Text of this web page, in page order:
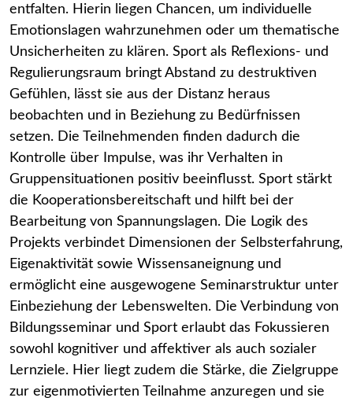
entfalten. Hierin liegen Chancen, um individuelle
Emotionslagen wahrzunehmen oder um thematische
Unsicherheiten zu klären. Sport als Reflexions- und
Regulierungsraum bringt Abstand zu destruktiven
Gefühlen, lässt sie aus der Distanz heraus
beobachten und in Beziehung zu Bedürfnissen
setzen. Die Teilnehmenden finden dadurch die
Kontrolle über Impulse, was ihr Verhalten in
Gruppensituationen positiv beeinflusst. Sport stärkt
die Kooperationsbereitschaft und hilft bei der
Bearbeitung von Spannungslagen. Die Logik des
Projekts verbindet Dimensionen der Selbsterfahrung,
Eigenaktivität sowie Wissensaneignung und
ermöglicht eine ausgewogene Seminarstruktur unter
Einbeziehung der Lebenswelten. Die Verbindung von
Bildungsseminar und Sport erlaubt das Fokussieren
sowohl kognitiver und affektiver als auch sozialer
Lernziele. Hier liegt zudem die Stärke, die Zielgruppe
zur eigenmotivierten Teilnahme anzuregen und sie